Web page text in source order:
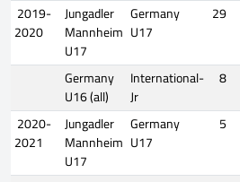
2019-
2020
Jungadler
Mannheim
U17
Germany
U17
29
Germany
U16 (all)
International-
Jr
8
2020-
2021
Jungadler
Mannheim
U17
Germany
U17
5